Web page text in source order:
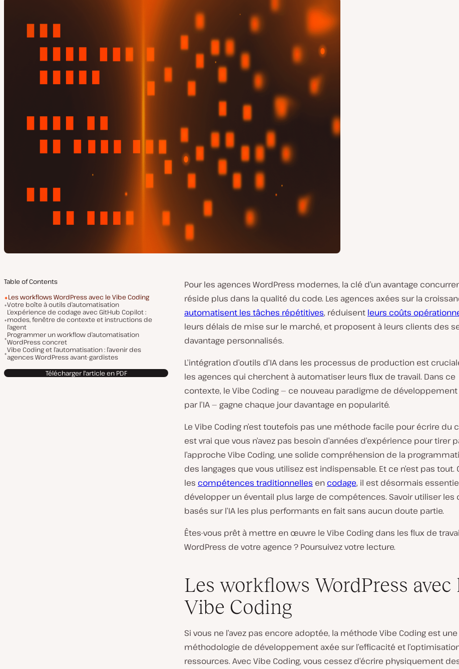
Table of Contents
Les workflows WordPress avec le Vibe Coding
Votre boîte à outils d’automatisation
L’expérience de codage avec GitHub Copilot :
modes, fenêtre de contexte et instructions de
l’agent
Programmer un workflow d’automatisation
WordPress concret
Vibe Coding et l’automatisation : l’avenir des
agences WordPress avant-gardistes
Télécharger l'article en PDF
Pour les agences WordPress modernes, la clé d’un avantage
réside plus dans la qualité du code. Les agences axées sur la
automatisent les tâches répétitives, réduisent leurs coûts
leurs délais de mise sur le marché, et proposent à leurs clients des
davantage personnalisés.
L’intégration d’outils d’IA dans les processus de production est
les agences qui cherchent à automatiser leurs flux de travail. Dans ce
contexte, le Vibe Coding — ce nouveau paradigme de
par l’IA — gagne chaque jour davantage en popularité.
Le Vibe Coding n’est toutefois pas une méthode facile pour écrire du
est vrai que vous n’avez pas besoin d’années d’expérience pour tirer
l’approche Vibe Coding, une solide compréhension de la
des langages que vous utilisez est indispensable. Et ce n’est pas tout.
les compétences traditionnelles en codage, il est désormais
développer un éventail plus large de compétences. Savoir utiliser les
basés sur l’IA les plus performants en fait sans aucun doute partie.
Êtes-vous prêt à mettre en œuvre le Vibe Coding dans les flux de
WordPress de votre agence ? Poursuivez votre lecture.
Les workflows WordPress avec
Vibe Coding
Si vous ne l’avez pas encore adoptée, la méthode Vibe Coding est une
méthodologie de développement axée sur l’efficacité et
ressources. Avec Vibe Coding, vous cessez d’écrire physiquement